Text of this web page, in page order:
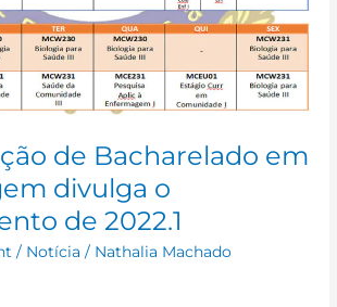
de Bacharelado em
divulga o
de 2022.1
/ Notícia / Nathalia Machado